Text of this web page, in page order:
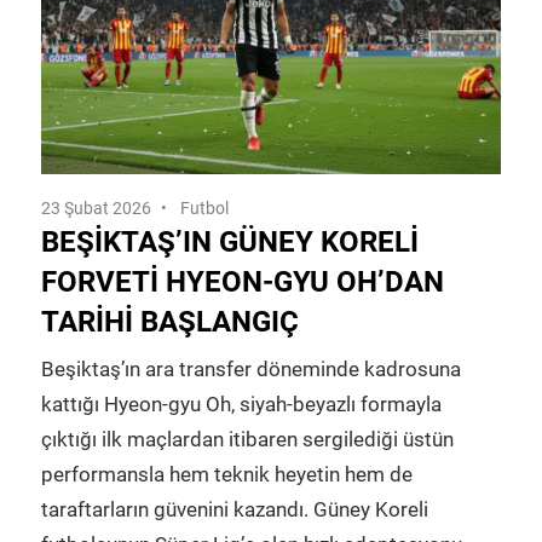
23 Şubat 2026 Futbol
BEŞIKTAŞ’IN GÜNEY KORELI
FORVETI HYEON-GYU OH’DAN
TARIHI BAŞLANGIÇ
Beşiktaş’ın ara transfer döneminde kadrosuna
kattığı Hyeon-gyu Oh, siyah-beyazlı formayla
çıktığı ilk maçlardan itibaren sergilediği üstün
performansla hem teknik heyetin hem de
taraftarların güvenini kazandı. Güney Koreli